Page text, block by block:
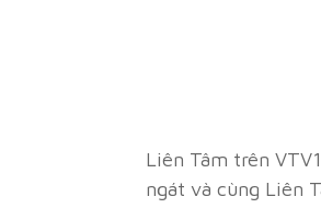
Liên Tâm trên
ngát và cùng Liên